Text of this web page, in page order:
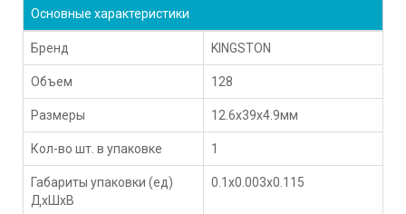
Основные характеристики
Бренд KINGSTON
Объем 128
Размеры 12.6x39x4.9мм
Кол-во шт. в упаковке 1
Габариты упаковки (ед)
ДхШхВ
0.1x0.003x0.115